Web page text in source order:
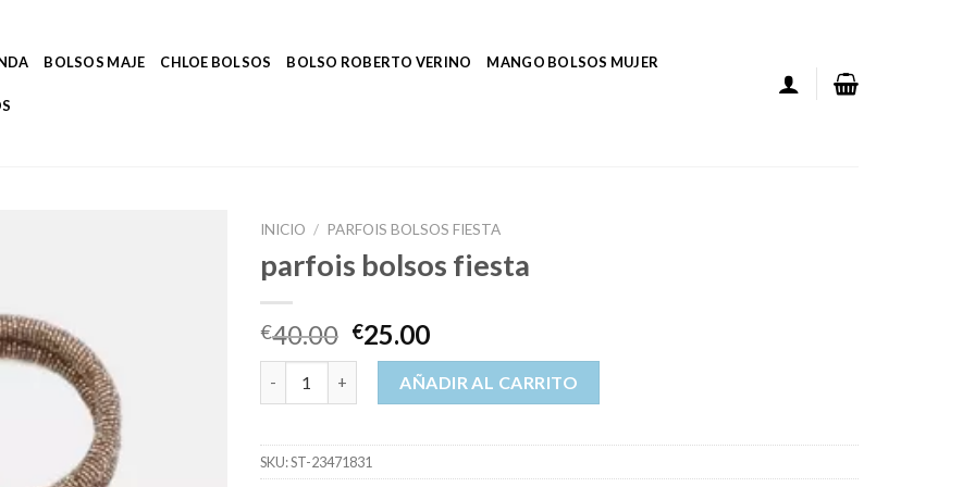
BOLSOS MAJE CHLOE BOLSOS BOLSO ROBERTO VERINO MANGO BOLSOS MUJER
INICIO / PARFOIS BOLSOS FIESTA
parfois bolsos fiesta
€40.00 €25.00
parfois bolsos fiesta cantidadAÑADIR AL CARRITO
SKU:ST-23471831